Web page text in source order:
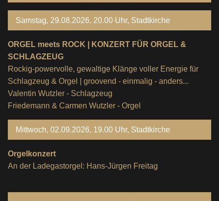
Samstag, 29.08.2026, 20.00 Uhr, Stadtkirche
ORGEL meets ROCK | KONZERT FÜR ORGEL &
SCHLAGZEUG
Rockig-powervolle, gewaltige Klänge voller Energie für
Schlagzeug & Orgel | groovend - einmalig - anders...
Valentin Wutzler - Schlagzeug
Friedemann & Carmen Wutzler - Orgel
Mittwoch, 02.09.2026, 19.00 Uhr, Stadtkirche
Orgelkonzert
An der Ladegastorgel: Hans-Jürgen Freitag